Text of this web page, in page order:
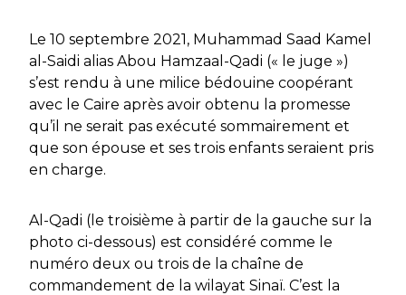
Le 10 septembre 2021, Muhammad Saad Kamel
al-Saidi alias Abou Hamzaal-Qadi (« le juge »)
s’est rendu à une milice bédouine coopérant
avec le Caire après avoir obtenu la promesse
qu’il ne serait pas exécuté sommairement et
que son épouse et ses trois enfants seraient pris
en charge.
Al-Qadi (le troisième à partir de la gauche sur la
photo ci-dessous) est considéré comme le
numéro deux ou trois de la chaîne de
commandement de la wilayat Sinaï. C’est la